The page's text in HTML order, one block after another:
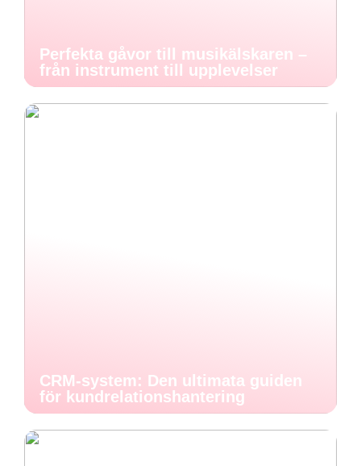
Perfekta gåvor till musikälskaren –
från instrument till upplevelser
CRM-system: Den ultimata guiden
för kundrelationshantering